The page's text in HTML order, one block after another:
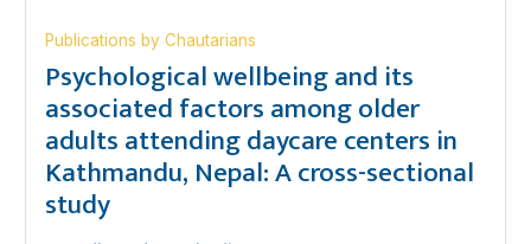
Publications by Chautarians
Psychological wellbeing and its
associated factors among older
adults attending daycare centers in
Kathmandu, Nepal: A cross-sectional
study